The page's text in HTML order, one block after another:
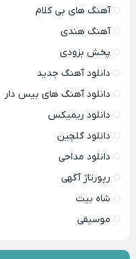
آهنگ های بی کلام
آهنگ هندی
پخش بزودی
دانلود آهنگ جدید
دانلود آهنگ های بیس دار
دانلود ریمیکس
دانلود گلچین
دانلود مداحی
رپورتاژ آگهی
شاه بیت
موسیقی